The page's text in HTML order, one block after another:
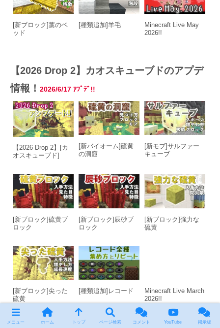
[新ブロック]藁のベ
ッド
[種類追加]羊毛
Minecraft Live May
2026!!
【2026 Drop 2】カオスキューブドのアプデ
情報！ 2026/6/17 ｱﾌﾟﾃﾞ!!
【2026 Drop 2】[カ
オスキューブド]
[新バイオーム]硫黄
の洞窟
[新モブ]サルファー
キューブ
[新ブロック]硫黄ブ
ロック
[新ブロック]辰砂ブ
ロック
[新ブロック]強力な
硫黄
[新ブロック]尖った
硫黄
[種類追加]レコード
Minecraft Live March
2026!!
メニュー ホーム トップ ページ検索 コメント YouTube 掲示板